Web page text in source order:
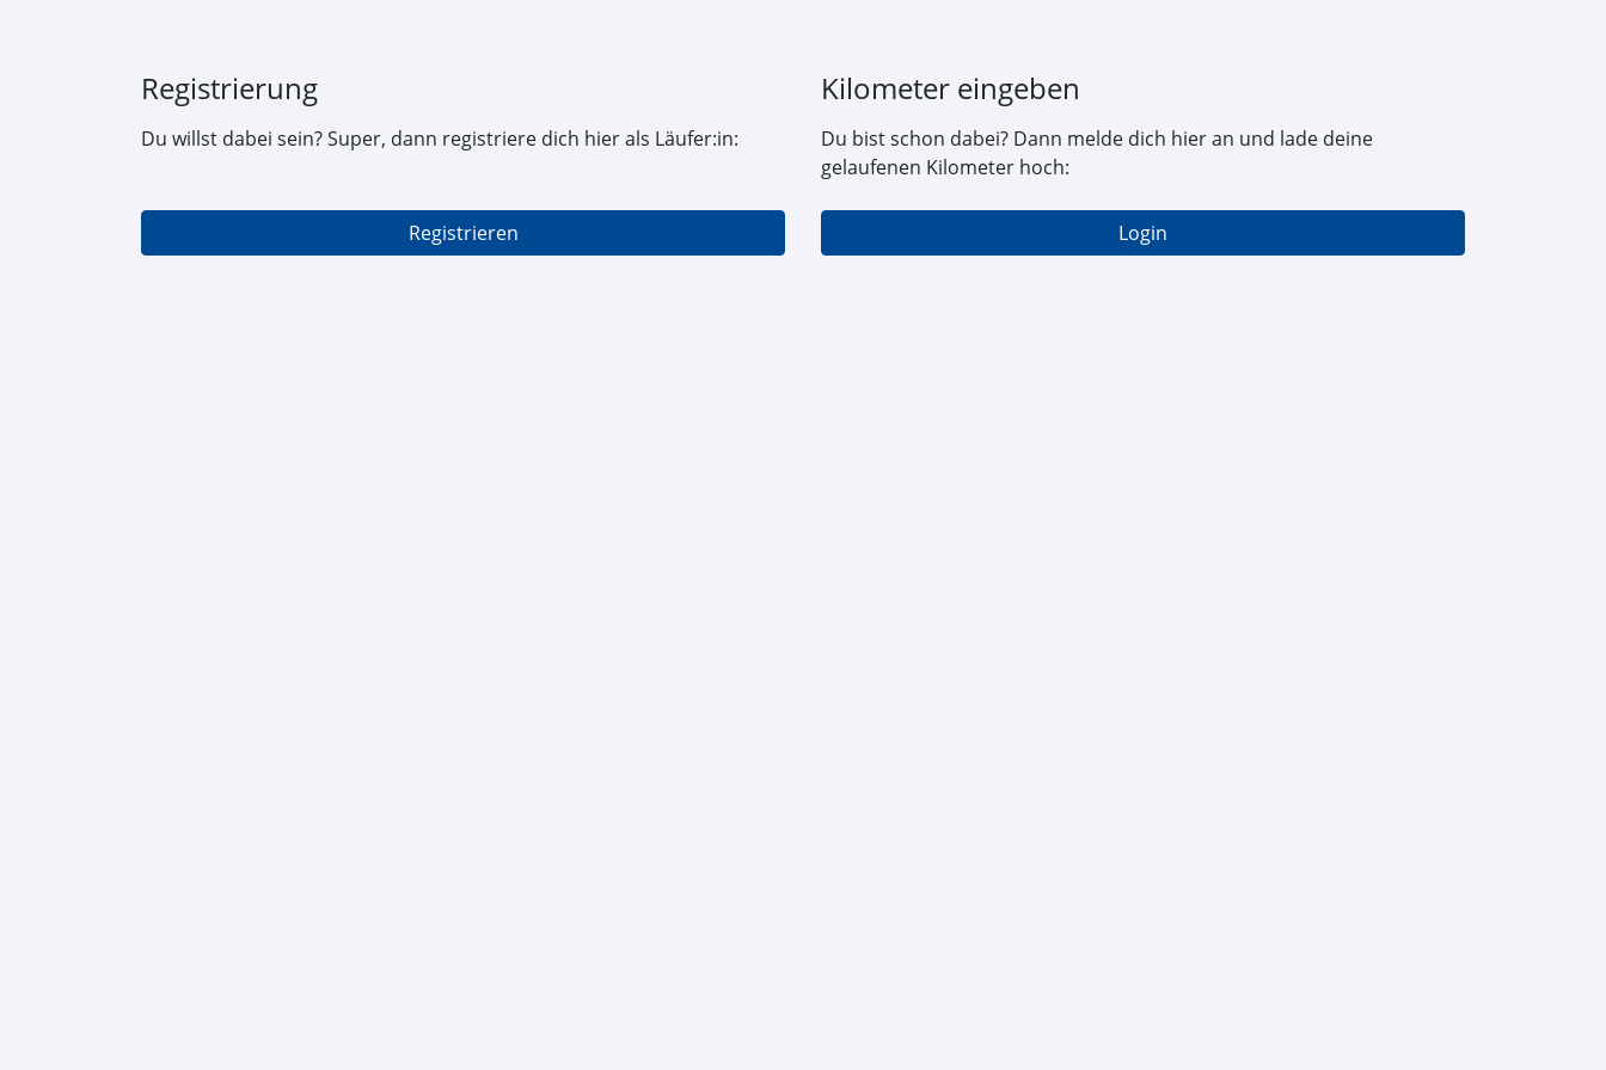
Registrierung
Du willst dabei sein? Super, dann registriere dich hier als Läufer:in:
Registrieren
Kilometer eingeben
Du bist schon dabei? Dann melde dich hier an und lade deine
gelaufenen Kilometer hoch:
Login